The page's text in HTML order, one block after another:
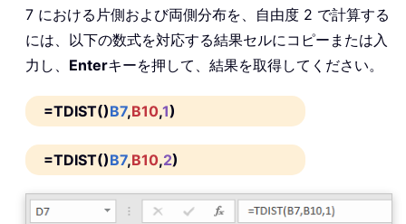
7 における片側および両側分布を、自由度 2 で計算する
には、以下の数式を対応する結果セルにコピーまたは入
力し、 Enterキーを押して、結果を取得してください。
=TDIST()B7,B10,1)
=TDIST()B7,B10,2)